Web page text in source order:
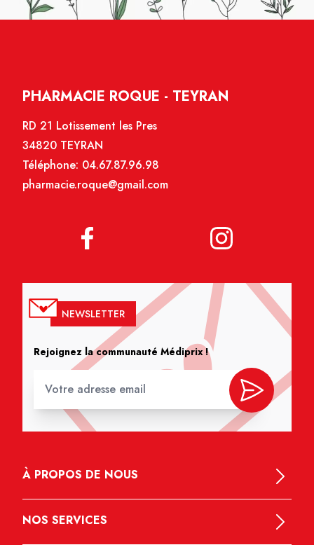
PHARMACIE ROQUE - TEYRAN
RD 21 Lotissement les Pres
34820 TEYRAN
Téléphone: 04.67.87.96.98
pharmacie.roque@gmail.com
NEWSLETTER
Rejoignez la communauté Médiprix !
À PROPOS DE NOUS
NOS SERVICES